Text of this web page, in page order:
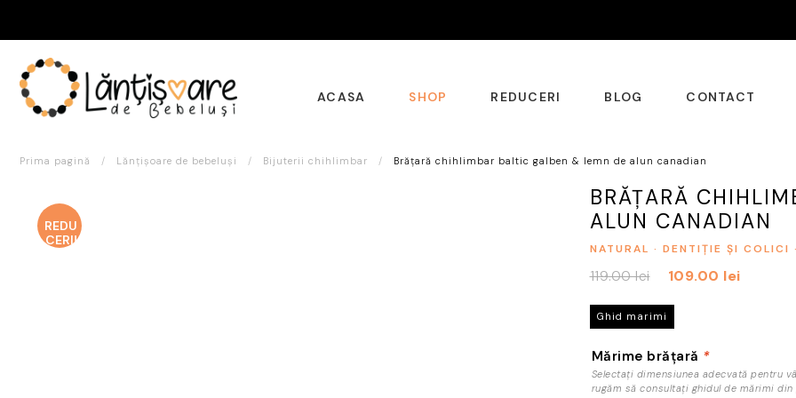
ACASA SHOP REDUCERI BLOG CONTACT
Prima pagină / Lănțișoare de bebeluși / Bijuterii chihlimbar / Brățară chihlimbar baltic galben & lemn de alun canadian
REDU
CERI!
BRĂȚARĂ
ALUN CANADIAN
NATURAL · DENTIȚIE ȘI COLICI
119.00lei
Prețul
a
119.00 lei.
109.00 lei
Prețul
este:
Ghid marimi
Mărime brățară *
Selectați dimensiunea adecvată pentru
rugăm să consultați ghidul de mărimi din